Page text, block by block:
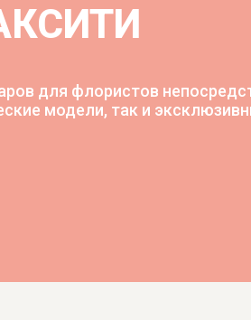
для флористов
модели, так и